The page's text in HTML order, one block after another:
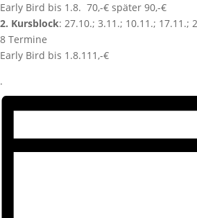
Early Bird bis 1.8. 70,-€ später 90,-€
2. Kursblock: 27.10.; 3.11.; 10.11.; 17.11.;
8 Termine
Early Bird bis 1.8.111,-€
.